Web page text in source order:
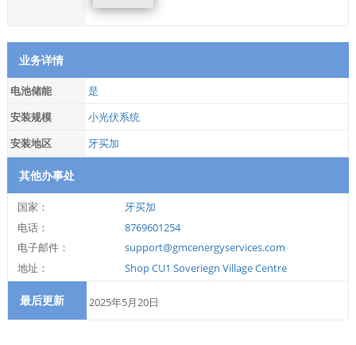
业务详情
电池储能
是
安装规模
小光伏系统
安装地区
牙买加
其他办事处
国家：
牙买加
电话：
8769601254
电子邮件：
support@gmcenergyservices.com
地址：
Shop CU1 Soveriegn Village Centre
最后更新 2025年5月20日